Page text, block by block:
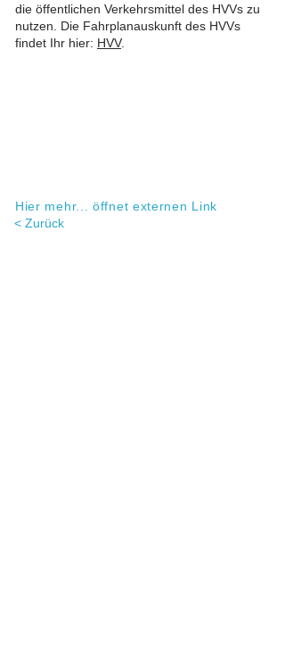
die öffentlichen Verkehrsmittel des HVVs zu
nutzen. Die Fahrplanauskunft des HVVs
findet Ihr hier: HVV.
Hier mehr... öffnet externen Link
< Zurück